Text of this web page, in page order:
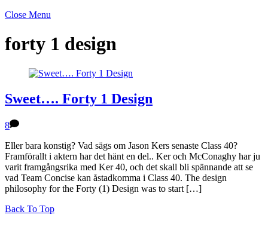
Close Menu
forty 1 design
Sweet…. Forty 1 Design
8
Eller bara konstig? Vad sägs om Jason Kers senaste Class 40?
Framförallt i aktern har det hänt en del.. Ker och McConaghy har ju
varit framgångsrika med Ker 40, och det skall bli spännande att se
vad Team Concise kan åstadkomma i Class 40. The design
philosophy for the Forty (1) Design was to start […]
Back To Top